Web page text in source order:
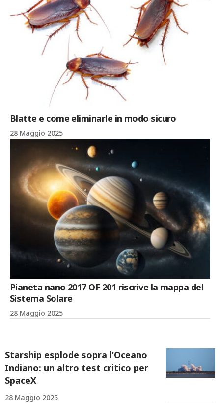
Blatte e come eliminarle in modo sicuro
28 Maggio 2025
Pianeta nano 2017 OF 201 riscrive la mappa del
Sistema Solare
28 Maggio 2025
Starship esplode sopra l’Oceano
Indiano: un altro test critico per
SpaceX
28 Maggio 2025